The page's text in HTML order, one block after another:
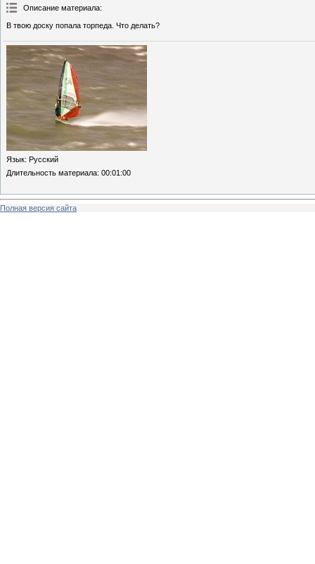
Описание материала:
В твою доску попала торпеда. Что делать?
Язык: Русский
Длительность материала: 00:01:00
Полная версия сайта